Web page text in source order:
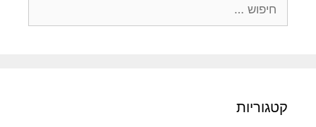
קטגוריות